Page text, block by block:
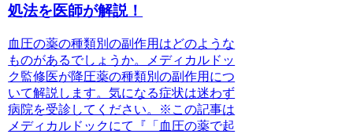
処法を医師が解説！
血圧の薬の種類別の副作用はどのような
ものがあるでしょうか。メディカルドッ
ク監修医が降圧薬の種類別の副作用につ
いて解説します。気になる症状は迷わず
病院を受診してください。※この記事は
メディカルドックにて『「血圧の薬で起